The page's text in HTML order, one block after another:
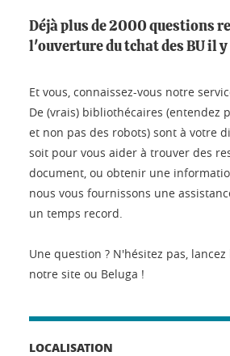
Déjà plus de 2000 questions
l'ouverture du tchat des BU il y
Et vous, connaissez-vous notre
De (vrais) bibliothécaires (entendez
et non pas des robots) sont à votre
soit pour vous aider à trouver des
document, ou obtenir une
nous vous fournissons une
un temps record.
Une question ? N'hésitez pas,
notre site ou Beluga !
LOCALISATION